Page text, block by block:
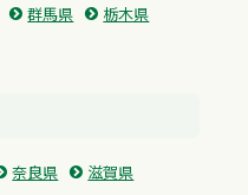
群馬県
栃木県
奈良県
滋賀県